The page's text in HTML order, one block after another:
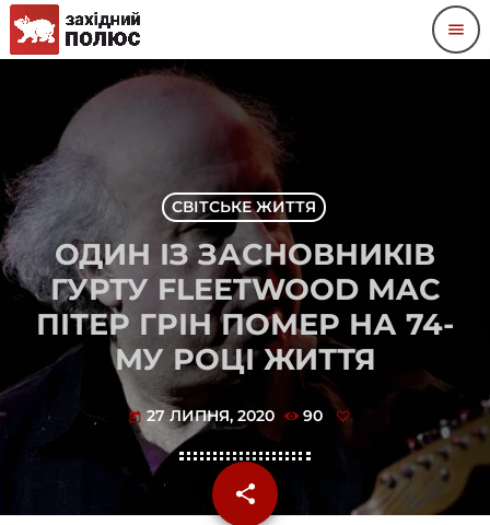
menu
СВІТСЬКЕ ЖИТТЯ
ОДИН ІЗ ЗАСНОВНИКІВ
ГУРТУ FLEETWOOD MAC
ПІТЕР ГРІН ПОМЕР НА 74-
МУ РОЦІ ЖИТТЯ
today 27 ЛИПНЯ, 2020 90
share
email